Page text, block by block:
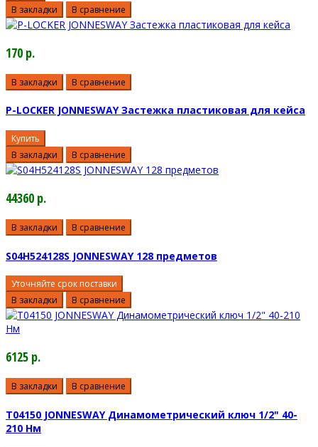
В закладки
В сравнение
170 р.
В закладки В сравнение
P-LOCKER JONNESWAY Застежка пластиковая для кейса
Купить
В закладки
В сравнение
44360 р.
В закладки В сравнение
S04H524128S JONNESWAY 128 предметов
Уточняйте срок поставки
В закладки
В сравнение
6125 р.
В закладки В сравнение
T04150 JONNESWAY Динамометрический ключ 1/2" 40-
210 Нм